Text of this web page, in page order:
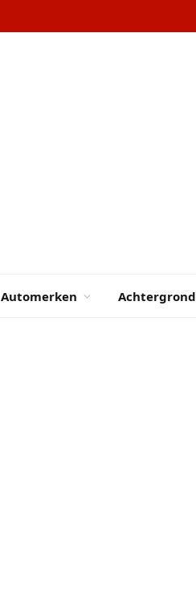
Automerken Achtergrond